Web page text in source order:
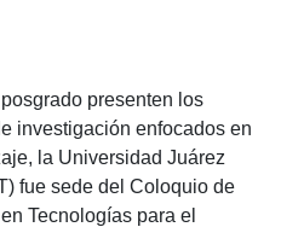
presenten los
investigación enfocados en
la Universidad Juárez
fue sede del Coloquio de
Tecnologías para el